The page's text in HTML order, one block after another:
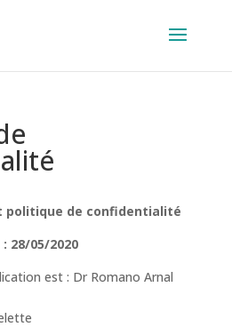
politique de confidentialité
28/05/2020
est : Dr Romano Arnal